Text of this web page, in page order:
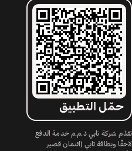
حمّل التطبيق
تقدّم شركة تابي ذ.م.م خدمة الدفع
لاحقًا وبطاقة تابي (ائتمان قصير